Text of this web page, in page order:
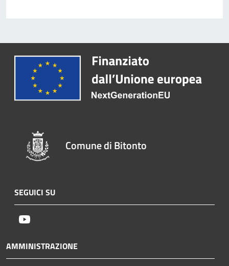
Comune di Bitonto
SEGUICI SU
AMMINISTRAZIONE